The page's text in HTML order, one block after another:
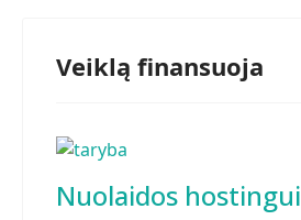
Adelija Mickuvienė
Veiklą finansuoja
Nuolaidos hostingui